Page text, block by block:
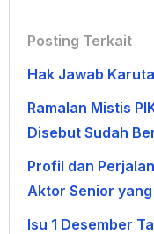
Posting Terkait
Hak Jawab
Ramalan Mistis
Disebut Sudah
Profil dan
Aktor Senior
Isu 1 Desember